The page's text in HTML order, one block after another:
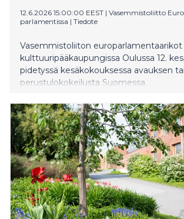
12.6.2026 15:00:00 EEST | Vasemmistoliitto
parlamentissa | Tiedote
Vasemmistoliiton europarlamentaarikot
kulttuuripääkaupungissa Oulussa 12.
pidetyssä kesäkokouksessa avauksen
perustulokokeilusta Suomessa.